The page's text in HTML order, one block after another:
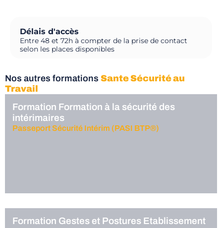
Délais d'accès
Entre 48 et 72h à compter de la prise de contact
selon les places disponibles
Nos autres formations Sante Sécurité au
Travail
Formation Formation à la sécurité des
intérimaires
Passeport Sécurité Intérim (PASI BTP®)
Formation Gestes et Postures Etablissement